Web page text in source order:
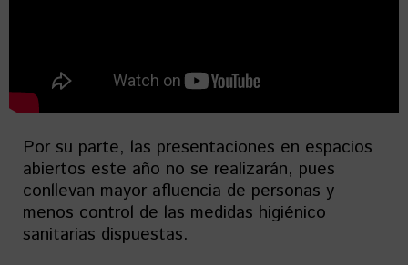
Por su parte, las presentaciones en espacios
abiertos este año no se realizarán, pues
conllevan mayor afluencia de personas y
menos control de las medidas higiénico
sanitarias dispuestas.